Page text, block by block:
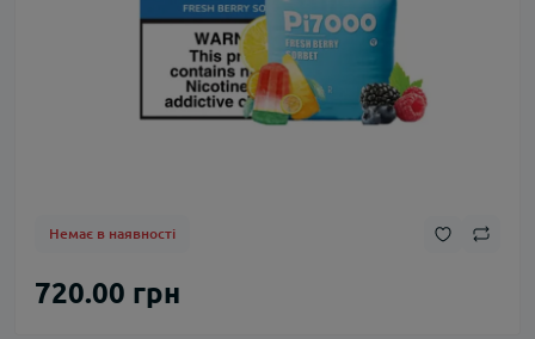
Немає в наявності
720.00 грн